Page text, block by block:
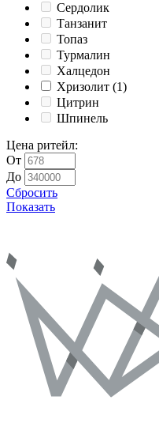
Сердолик
Танзанит
Топаз
Турмалин
Халцедон
Хризолит (1)
Цитрин
Шпинель
Цена ритейл:
От
До
Сбросить
Показать